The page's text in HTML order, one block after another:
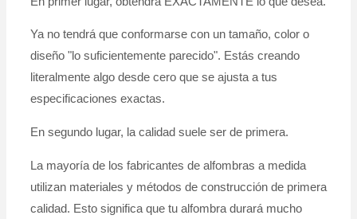
Ya no tendrá que conformarse con un tamaño, color o
diseño "lo suficientemente parecido". Estás creando
literalmente algo desde cero que se ajusta a tus
especificaciones exactas.
En segundo lugar, la calidad suele ser de primera.
La mayoría de los fabricantes de alfombras a medida
utilizan materiales y métodos de construcción de primera
calidad. Esto significa que tu alfombra durará mucho